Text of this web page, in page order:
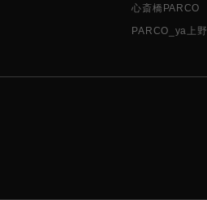
心斎橋PARCO
PARCO_ya上野